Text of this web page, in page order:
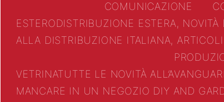
COMUNICAZIONE
ESTERODISTRIBUZIONE ESTERA,
ALLA DISTRIBUZIONE ITALIANA,
VETRINATUTTE LE NOVITÀ
MANCARE IN UN NEGOZIO DIY AND